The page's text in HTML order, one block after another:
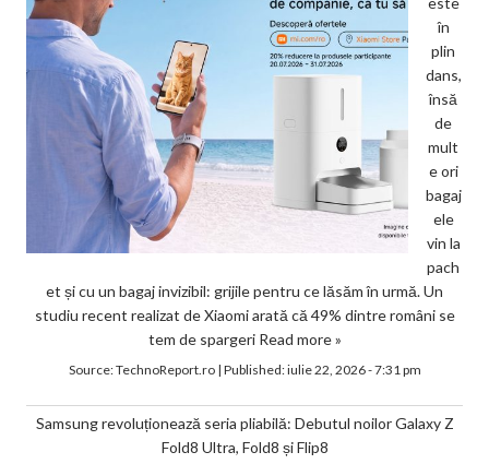
în
plin
dans,
însă
de
mult
e ori
bagaj
ele
vin la
pach
et și cu un bagaj invizibil: grijile pentru ce lăsăm în urmă. Un
studiu recent realizat de Xiaomi arată că 49% dintre români se
tem de spargeri Read more »
Source:TechnoReport.ro| Published:iulie 22, 2026 - 7:31 pm
Samsung revoluționează seria pliabilă: Debutul noilor Galaxy Z
Fold8 Ultra, Fold8 și Flip8